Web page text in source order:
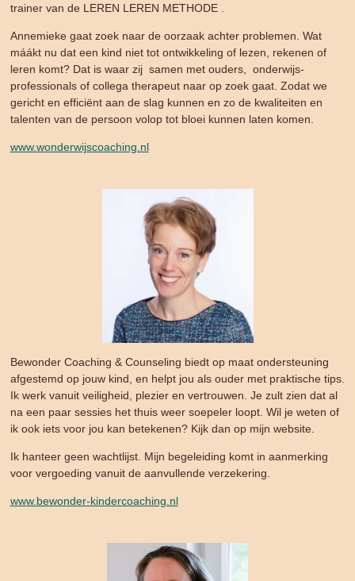
trainer van de LEREN LEREN METHODE .
Annemieke gaat zoek naar de oorzaak achter problemen. Wat
máákt nu dat een kind niet tot ontwikkeling of lezen, rekenen of
leren komt? Dat is waar zij samen met ouders, onderwijs-
professionals of collega therapeut naar op zoek gaat. Zodat we
gericht en efficiënt aan de slag kunnen en zo de kwaliteiten en
talenten van de persoon volop tot bloei kunnen laten komen.
www.wonderwijscoaching.nl
Bewonder Coaching & Counseling biedt op maat ondersteuning
afgestemd op jouw kind, en helpt jou als ouder met praktische tips.
Ik werk vanuit veiligheid, plezier en vertrouwen. Je zult zien dat al
na een paar sessies het thuis weer soepeler loopt. Wil je weten of
ik ook iets voor jou kan betekenen? Kijk dan op mijn website.
Ik hanteer geen wachtlijst. Mijn begeleiding komt in aanmerking
voor vergoeding vanuit de aanvullende verzekering.
www.bewonder-kindercoaching.nl